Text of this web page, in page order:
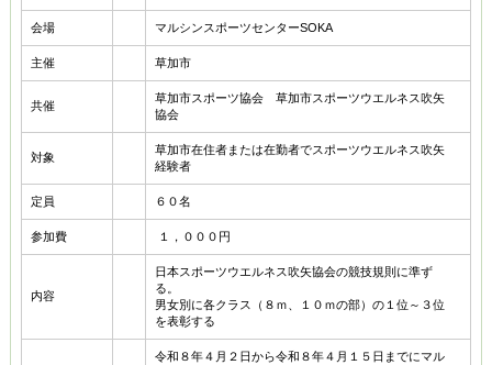
会場 マルシンスポーツセンターSOKA
主催 草加市
共催
草加市スポーツ協会 草加市スポーツウエルネス吹矢
協会
対象
草加市在住者または在勤者でスポーツウエルネス吹矢
経験者
定員 ６０名
参加費 １，０００円
内容
日本スポーツウエルネス吹矢協会の競技規則に準ず
る。
男女別に各クラス（８ｍ、１０ｍの部）の１位～３位
を表彰する
令和８年４月２日から令和８年４月１５日までにマル